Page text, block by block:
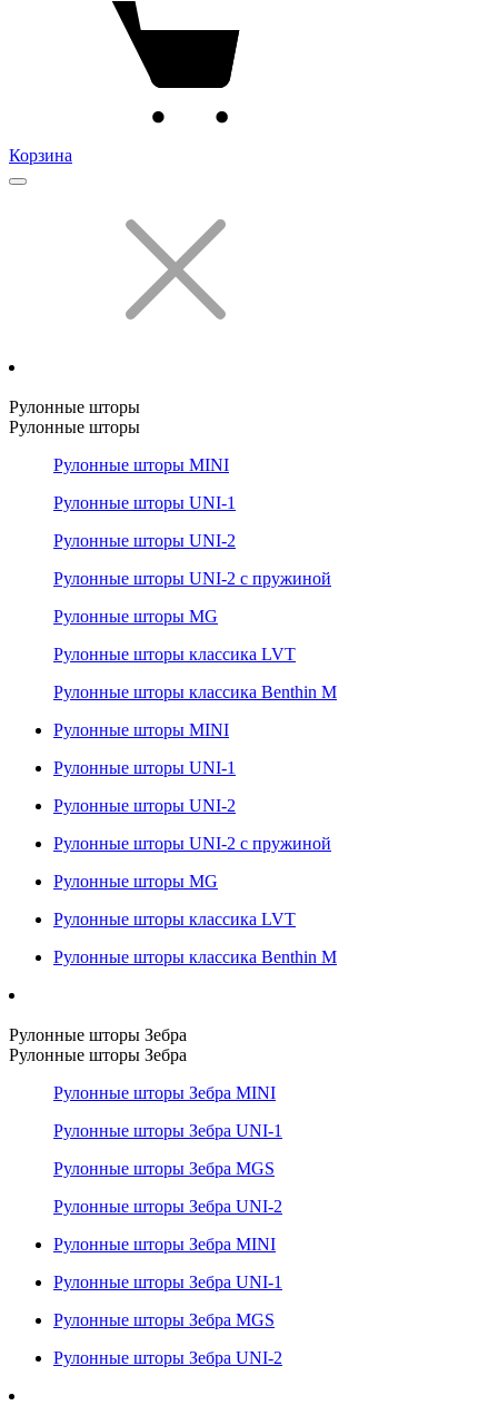
Корзина
Рулонные шторы
Рулонные шторы
Рулонные шторы MINI
Рулонные шторы UNI-1
Рулонные шторы UNI-2
Рулонные шторы UNI-2 с пружиной
Рулонные шторы MG
Рулонные шторы классика LVT
Рулонные шторы классика Benthin M
Рулонные шторы MINI
Рулонные шторы UNI-1
Рулонные шторы UNI-2
Рулонные шторы UNI-2 с пружиной
Рулонные шторы MG
Рулонные шторы классика LVT
Рулонные шторы классика Benthin M
Рулонные шторы Зебра
Рулонные шторы Зебра
Рулонные шторы Зебра MINI
Рулонные шторы Зебра UNI-1
Рулонные шторы Зебра MGS
Рулонные шторы Зебра UNI-2
Рулонные шторы Зебра MINI
Рулонные шторы Зебра UNI-1
Рулонные шторы Зебра MGS
Рулонные шторы Зебра UNI-2